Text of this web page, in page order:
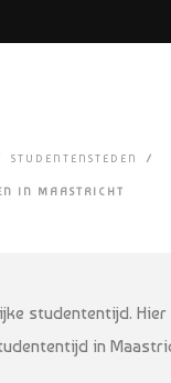
STUDENTENSTEDEN /
IN MAASTRICHT
studententijd.
in